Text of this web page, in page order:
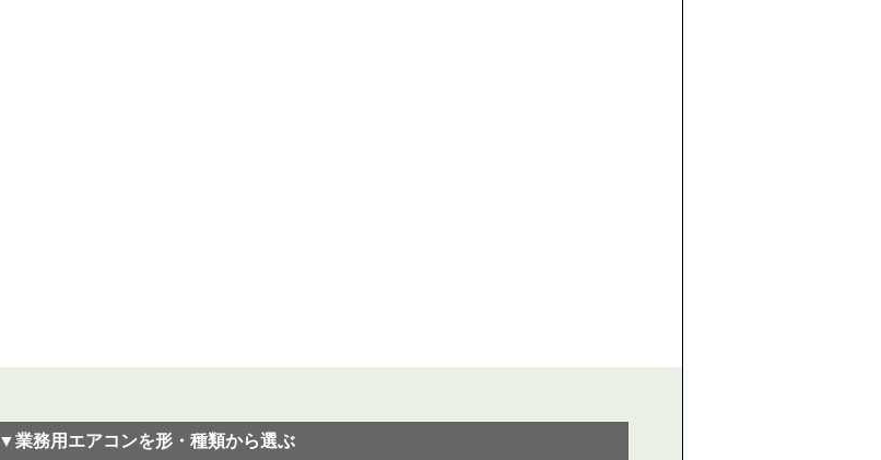
▼業務用エアコンを形・種類から選ぶ